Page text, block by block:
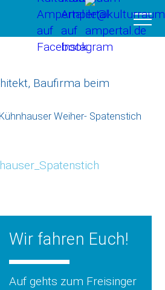
Kühnhauser Weiher- Spatenstich
Wir fahren Euch!
Auf gehts zum Freisinger